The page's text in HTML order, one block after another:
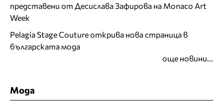
представени от Десислава Зафирова на Monaco Art
Week
Pelagia Stage Couture открива нова страница в
българската мода
още новини...
Мода